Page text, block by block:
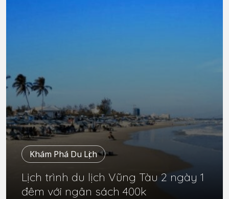
Khám Phá Du Lịch
Lịch trình du lịch Vũng Tàu 2 ngày 1
đêm với ngân sách 400k